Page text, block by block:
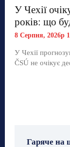
У Чехії
років: що
8 Серпня, 2026р
У Чехії
ČSÚ не очікує
Гаряче на